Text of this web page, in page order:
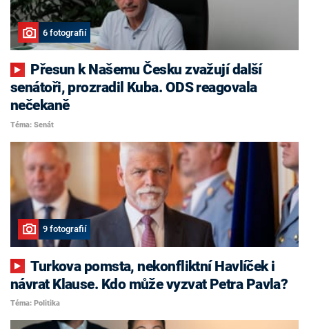
6 fotografií
senátoři, prozradil Kuba. ODS reagovala
nečekaně
Téma: Senát
9 fotografií
Turkova pomsta, nekonfliktní Havlíček i
návrat Klause. Kdo může vyzvat Petra Pavla?
Téma: Politika